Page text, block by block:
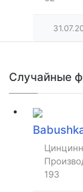
Случайные
193